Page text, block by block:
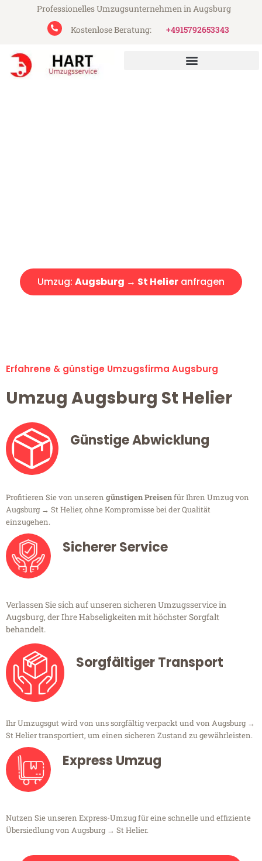
Professionelles Umzugsunternehmen in Augsburg
Kostenlose Beratung:
+4915792653343
Umzug: Augsburg → St Helier anfragen
Erfahrene & günstige Umzugsfirma Augsburg
Umzug Augsburg St Helier
Günstige Abwicklung
Profitieren Sie von unseren günstigen Preisenfür Ihren Umzug von
Augsburg → St Helier, ohne Kompromisse bei der Qualität
einzugehen.
Sicherer Service
Verlassen Sie sich auf unseren sicheren Umzugsservice in
Augsburg, der Ihre Habseligkeiten mit höchster Sorgfalt
behandelt.
Sorgfältiger Transport
Ihr Umzugsgut wird von uns sorgfältig verpackt und von Augsburg →
St Helier transportiert, um einen sicheren Zustand zu gewährleisten.
Express Umzug
Nutzen Sie unseren Express-Umzug für eine schnelle und effiziente
Übersiedlung von Augsburg → St Helier.